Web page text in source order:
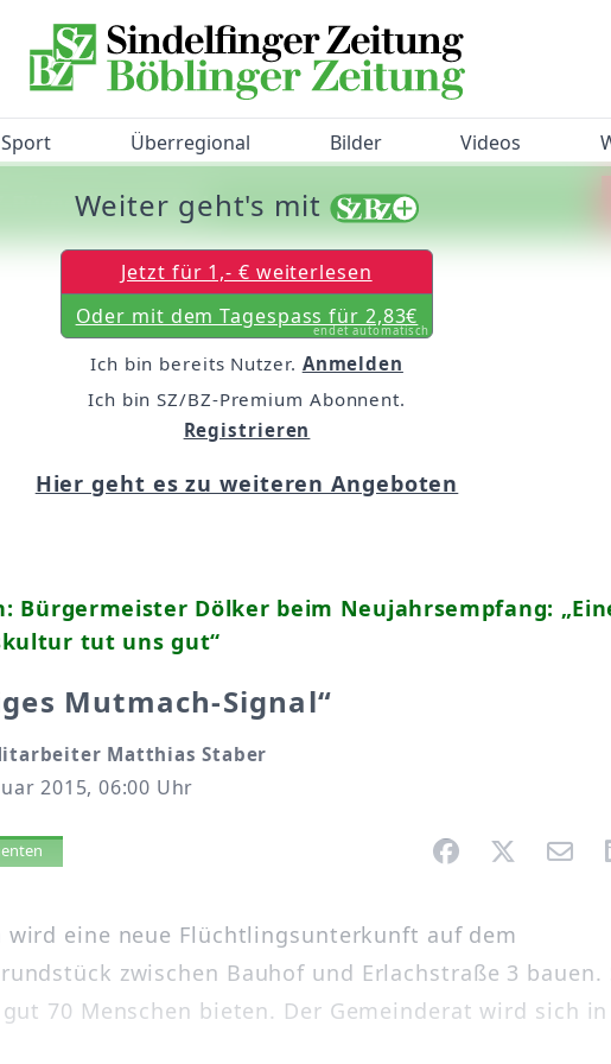
Sport Überregional Bilder Videos
Bürgerbarometer!
Bürgermeister Dölker beim Neujahrsempfang:
tut uns gut“
Mutmach-Signal“
Matthias Staber
2015, 06:00 Uhr
wird eine neue Flüchtlingsunterkunft auf dem
zwischen Bauhof und Erlachstraße 3 bauen.
70 Menschen bieten. Der Gemeinderat wird sich in
Weiter geht's mit
Jetzt für 1,- € weiterlesen
Oder mit dem Tagespass für 2,83€
endet automatisch
Ich bin bereits Nutzer. Anmelden
Ich bin SZ/BZ-Premium Abonnent.
Registrieren
Hier geht es zu weiteren Angeboten